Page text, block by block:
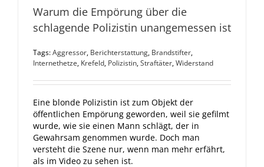
Warum die Empörung über die
schlagende Polizistin unangemessen ist
Tags:Aggressor, Berichterstattung, Brandstifter,
Internethetze, Krefeld, Polizistin,Straftäter,Widerstand
Eine blonde Polizistin ist zum Objekt der
öffentlichen Empörung geworden, weil sie gefilmt
wurde, wie sie einen Mann schlägt, der in
Gewahrsam genommen wurde. Doch man
versteht die Szene nur, wenn man mehr erfährt,
als im Video zu sehen ist.